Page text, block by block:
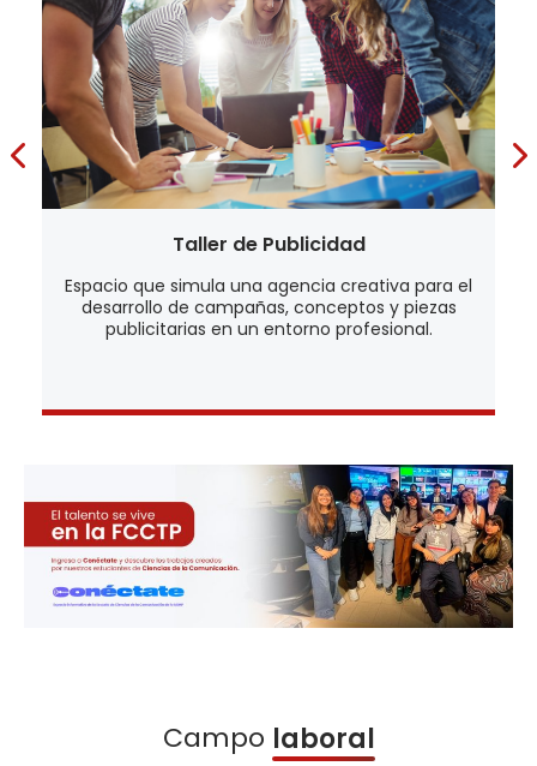
Taller de Publicidad
Espacio que simula una agencia creativa para el
desarrollo de campañas, conceptos y piezas
publicitarias en un entorno profesional.
Campo laboral